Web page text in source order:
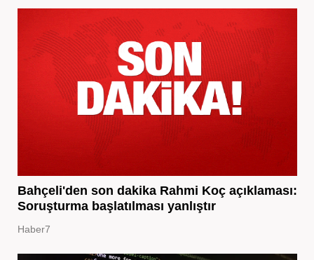
Bahçeli'den son dakika Rahmi Koç açıklaması:
Soruşturma başlatılması yanlıştır
Haber7